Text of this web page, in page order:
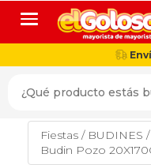
Toggle navigation
Fiestas / BUDINES /
Budin Pozo